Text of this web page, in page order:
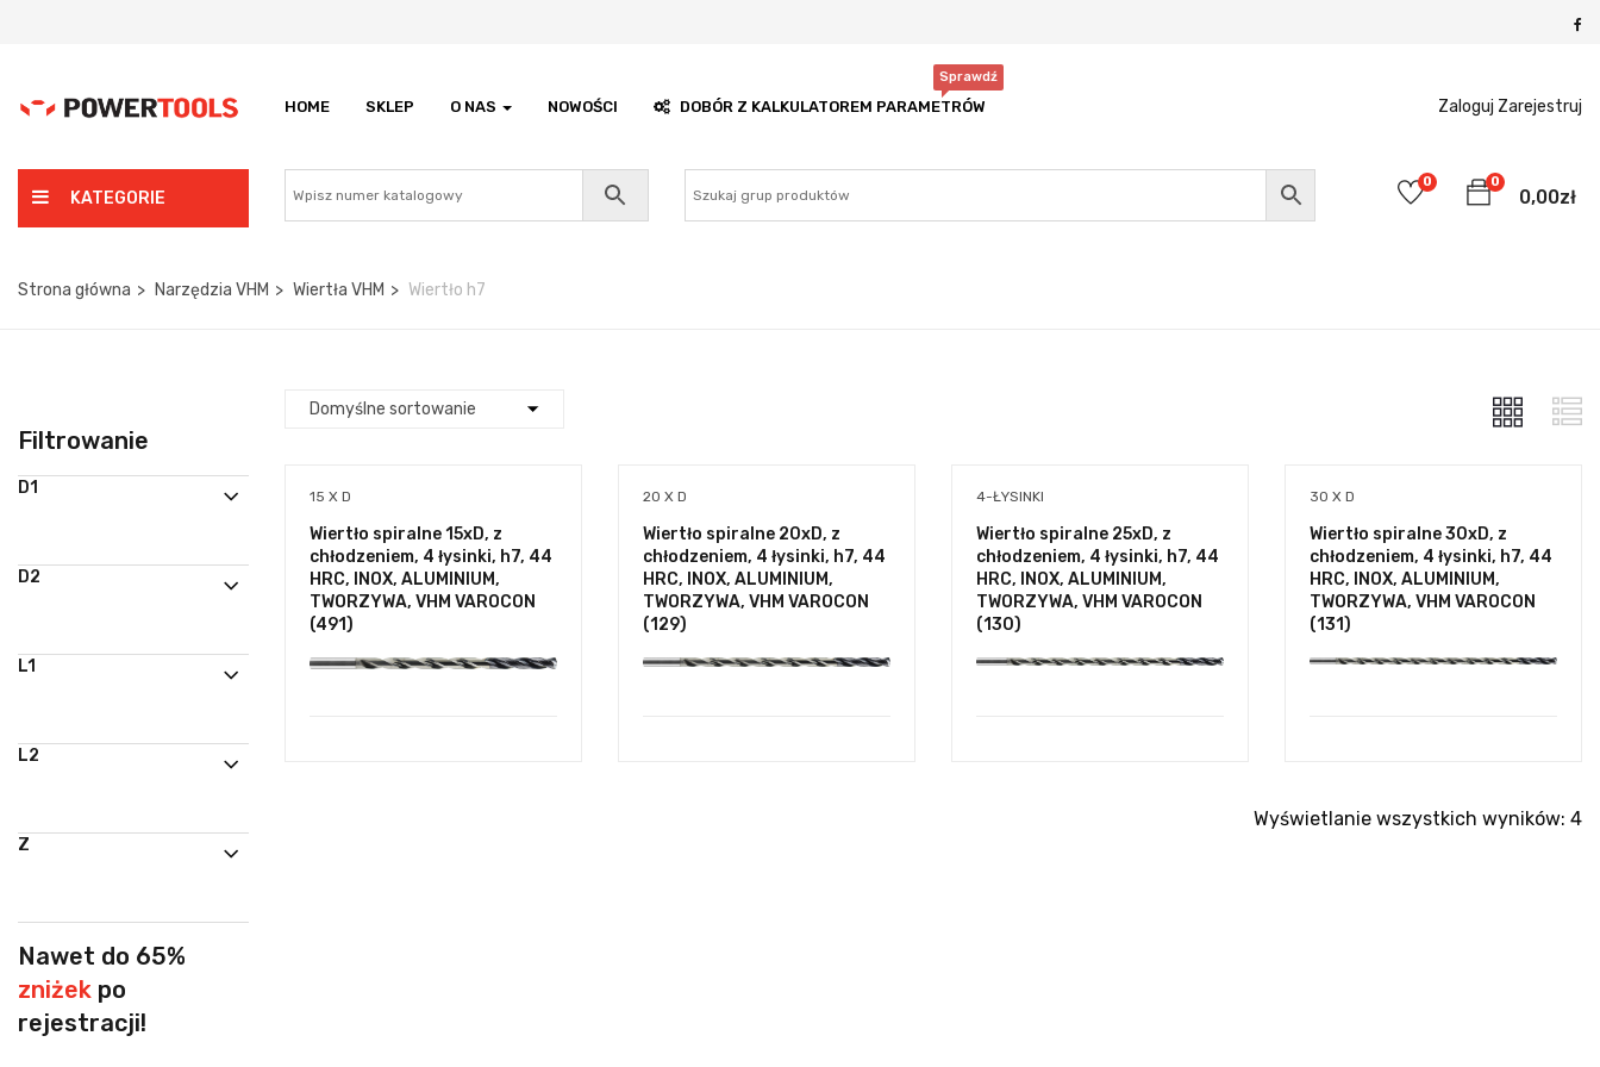
HOME SKLEP O NAS NOWOŚCI
Sprawdź
DOBÓR Z KALKULATOREM PARAMETRÓW Zaloguj Zarejestruj
KATEGORIE
0
0,00zł
0
Strona główna Narzędzia VHM Wiertła VHM Wiertło h7
Filtrowanie
D1
D2
L1
L2
Z
Nawet do 65%
zniżek po
rejestracji!
15 X D
Wiertło spiralne 15xD, z
chłodzeniem, 4 łysinki, h7, 44
HRC, INOX, ALUMINIUM,
TWORZYWA, VHM VAROCON
(491)
20 X D
Wiertło spiralne 20xD, z
chłodzeniem, 4 łysinki, h7, 44
HRC, INOX, ALUMINIUM,
TWORZYWA, VHM VAROCON
(129)
4-ŁYSINKI
Wiertło spiralne 25xD, z
chłodzeniem, 4 łysinki, h7, 44
HRC, INOX, ALUMINIUM,
TWORZYWA, VHM VAROCON
(130)
30 X D
Wiertło spiralne 30xD, z
chłodzeniem, 4 łysinki, h7, 44
HRC, INOX, ALUMINIUM,
TWORZYWA, VHM VAROCON
(131)
Wyświetlanie wszystkich wyników: 4